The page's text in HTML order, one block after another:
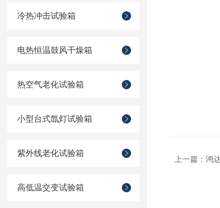
冷热冲击试验箱
电热恒温鼓风干燥箱
热空气老化试验箱
小型台式氙灯试验箱
紫外线老化试验箱
高低温交变试验箱
上一篇： 鸿